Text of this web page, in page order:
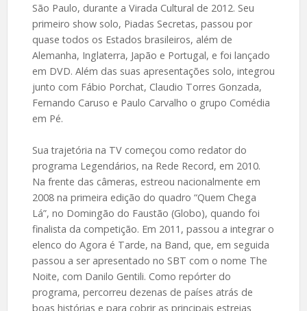
São Paulo, durante a Virada Cultural de 2012. Seu
primeiro show solo, Piadas Secretas, passou por
quase todos os Estados brasileiros, além de
Alemanha, Inglaterra, Japão e Portugal, e foi lançado
em DVD. Além das suas apresentações solo, integrou
junto com Fábio Porchat, Claudio Torres Gonzada,
Fernando Caruso e Paulo Carvalho o grupo Comédia
em Pé.
Sua trajetória na TV começou como redator do
programa Legendários, na Rede Record, em 2010.
Na frente das câmeras, estreou nacionalmente em
2008 na primeira edição do quadro “Quem Chega
Lá”, no Domingão do Faustão (Globo), quando foi
finalista da competição. Em 2011, passou a integrar o
elenco do Agora é Tarde, na Band, que, em seguida
passou a ser apresentado no SBT com o nome The
Noite, com Danilo Gentili. Como repórter do
programa, percorreu dezenas de países atrás de
boas histórias e para cobrir as principais estreias